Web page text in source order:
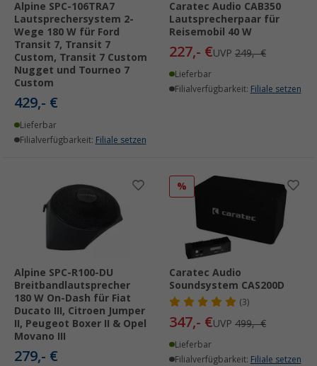
Alpine SPC-106TRA7
Lautsprechersystem 2-
Wege 180 W für Ford
Transit 7, Transit 7
Custom, Transit 7 Custom
Nugget und Tourneo 7
Custom
429,- €
Lieferbar
Filialverfügbarkeit: Filiale setzen
Caratec Audio CAB350
Lautsprecherpaar für
Reisemobil 40 W
227,- €UVP 249,- €
Lieferbar
Filialverfügbarkeit: Filiale setzen
Alpine SPC-R100-DU
Breitbandlautsprecher
180 W On-Dash für Fiat
Ducato III, Citroen Jumper
II, Peugeot Boxer II & Opel
Movano III
279,- €
%
Caratec Audio
Soundsystem CAS200D
(3)
347,- €UVP 499,- €
Lieferbar
Filialverfügbarkeit: Filiale setzen